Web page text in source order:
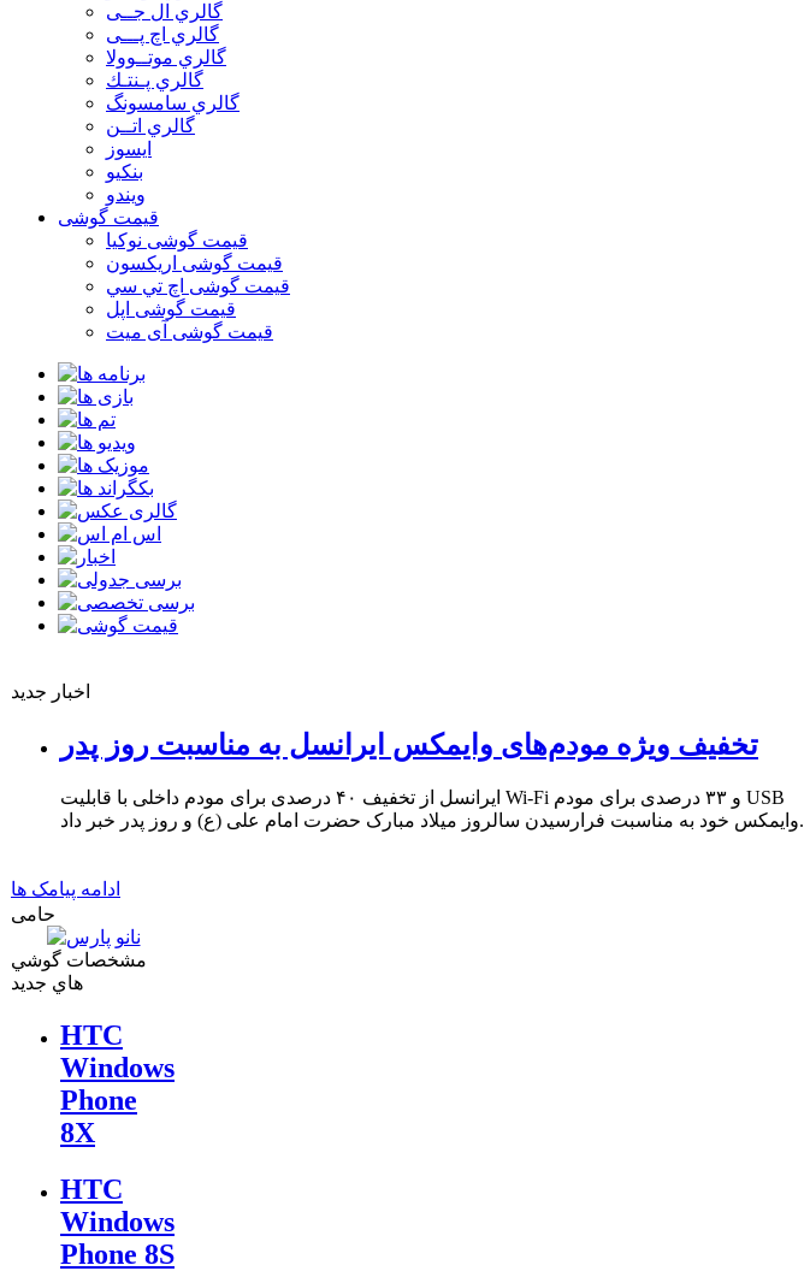
گالري ال جــی
گالري اچ پـــی
گالري موتــوولا
گالري پـنتـك
گالري سامسونگ
گالري اتــن
ایسوز
بنکیو
ویندو
قیمت گوشی
قیمت گوشی نوكيا
قیمت گوشی اريكسون
قیمت گوشی اچ تي سي
قیمت گوشی اپل
قیمت گوشی آی میت
اخبار جدید
تخفیف ویژه مودم‌های وایمکس ایرانسل به مناسبت روز پدر
ایرانسل از تخفیف ۴۰ درصدی برای مودم داخلی با قابلیت Wi-Fi و ۳۳ درصدی برای مودم USB
وایمکس خود به مناسبت فرارسیدن سالروز میلاد مبارک حضرت امام علی (ع) و روز پدر خبر داد.
ادامه پیامک ها
حامی
مشخصات گوشي
هاي جديد
HTC
Windows
Phone
8X
HTC
Windows
Phone 8S